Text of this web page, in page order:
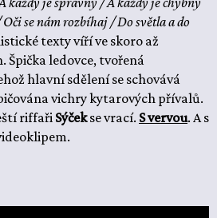
se nám rozbíhaj / Do světla a do
texty víří ve skoro až
Špička ledovce, tvořená
hlavní sdělení se schovává
vichry kytarových přívalů.
riffaři Sýčekse vrací. S vervou. A s